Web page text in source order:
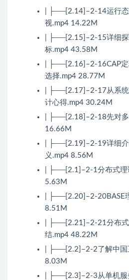
| ├──[2.14]–2-14运行
视.mp4 14.22M
| ├──[2.15]–2-15详细
标.mp4 43.58M
| ├──[2.16]–2-16CAP
选择.mp4 28.77M
| ├──[2.17]–2-17从系
计心得.mp4 30.24M
| ├──[2.18]–2-18先对
16.66M
| ├──[2.19]–2-19详细介
义.mp4 8.56M
| ├──[2.1]–2-1分布式理
5.63M
| ├──[2.20]–2-20BASE
8.51M
| ├──[2.21]–2-21分布
结.mp4 48.22M
| ├──[2.2]–2-2了解中国
8.03M
| ├──[2.3]–2-3从单机服